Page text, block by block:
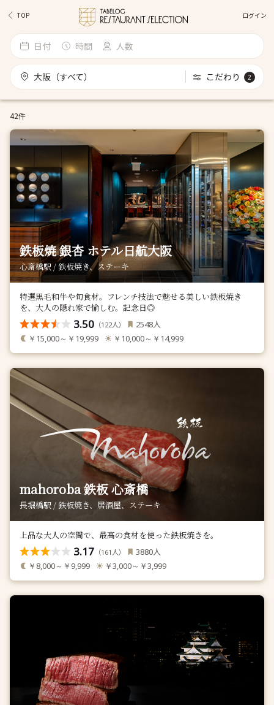
TOP ログイン
日付 時間 人数
大阪（すべて） こだわり 2
42件
鉄板焼 銀杏 ホテル日航大阪
心斎橋駅 / 鉄板焼き、ステーキ
特選黒毛和牛や旬食材。フレンチ技法で魅せる美しい鉄板焼き
を、大人の隠れ家で愉しむ。記念日◎
3.50 （122人） 2548人
￥15,000～￥19,999 ￥10,000～￥14,999
mahoroba 鉄板 心斎橋
長堀橋駅 / 鉄板焼き、居酒屋、ステーキ
上品な大人の空間で、最高の食材を使った鉄板焼きを。
3.17 （161 人） 3880人
￥8,000～￥9,999 ￥3,000～￥3,999